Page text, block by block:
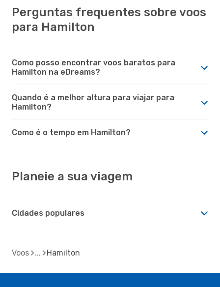
Perguntas frequentes sobre voos
para Hamilton
Como posso encontrar voos baratos para
Hamilton na eDreams?
Quando é a melhor altura para viajar para
Hamilton?
Como é o tempo em Hamilton?
Planeie a sua viagem
Cidades populares
Voos Hamilton